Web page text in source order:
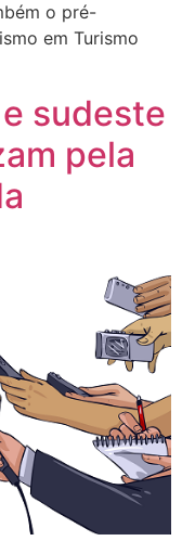
o pré-
em Turismo
sudeste
pela